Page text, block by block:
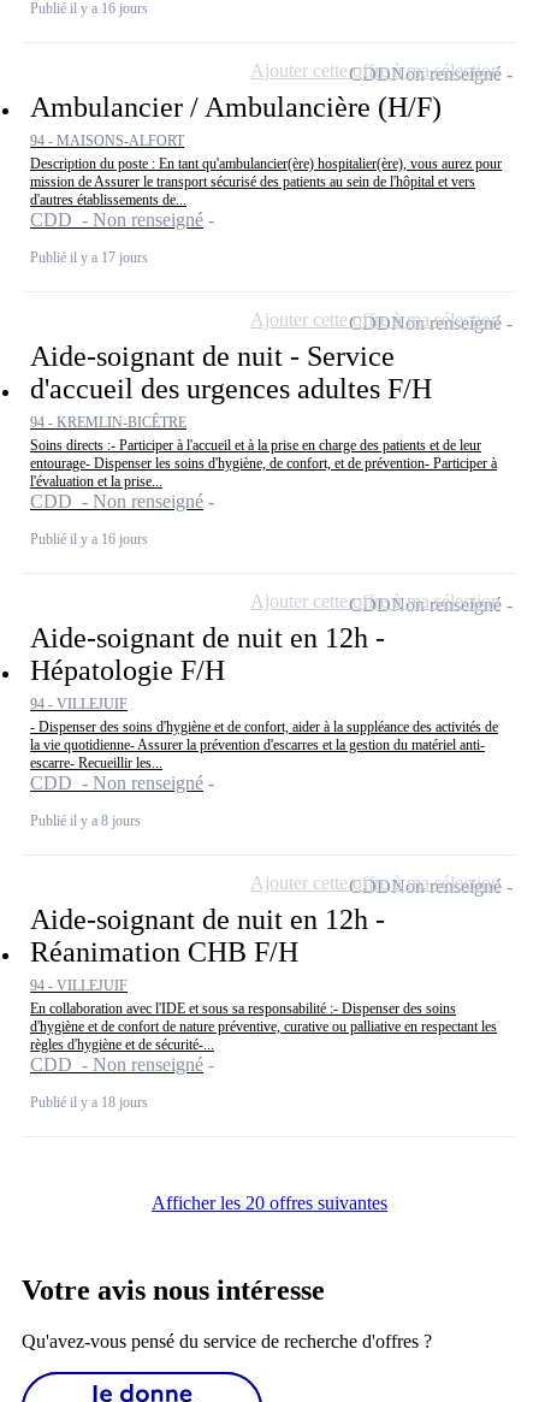
Publié il y a 16 jours
Ambulancier / Ambulancière (H/F)
94 - MAISONS-ALFORT
Description du poste : En tant qu'ambulancier(ère) hospitalier(ère), vous aurez pour
mission de Assurer le transport sécurisé des patients au sein de l'hôpital et vers
d'autres établissements de...
CDD - Non renseigné
Publié il y a 17 jours
CDDNon renseigné
Ajouter cette offre à ma sélection
Aide-soignant de nuit - Service
d'accueil des urgences adultes F/H
94 - KREMLIN-BICÊTRE
Soins directs :- Participer à l'accueil et à la prise en charge des patients et de leur
entourage- Dispenser les soins d'hygiène, de confort, et de prévention- Participer à
l'évaluation et la prise...
CDD - Non renseigné
Publié il y a 16 jours
CDDNon renseigné
Ajouter cette offre à ma sélection
Aide-soignant de nuit en 12h -
Hépatologie F/H
94 - VILLEJUIF
- Dispenser des soins d'hygiène et de confort, aider à la suppléance des activités de
la vie quotidienne- Assurer la prévention d'escarres et la gestion du matériel anti-
escarre- Recueillir les...
CDD - Non renseigné
Publié il y a 8 jours
CDDNon renseigné
Ajouter cette offre à ma sélection
Aide-soignant de nuit en 12h -
Réanimation CHB F/H
94 - VILLEJUIF
En collaboration avec l'IDE et sous sa responsabilité :- Dispenser des soins
d'hygiène et de confort de nature préventive, curative ou palliative en respectant les
règles d'hygiène et de sécurité-...
CDD - Non renseigné
Publié il y a 18 jours
CDDNon renseigné
Ajouter cette offre à ma sélection
Afficher les 20 offres suivantes
Votre avis nous intéresse
Qu'avez-vous pensé du service de recherche d'offres ?